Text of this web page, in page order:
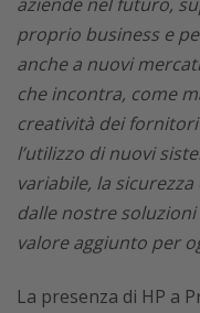
proprio business e
anche a nuovi
che incontra, come
creatività dei
l’utilizzo di nuovi
variabile, la
dalle nostre
valore aggiunto per
La presenza di HP a